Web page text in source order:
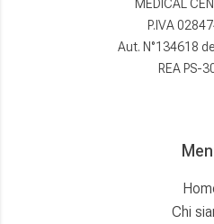
MEDICAL
P.IVA
Aut. N°134618
REA PS-
Chi